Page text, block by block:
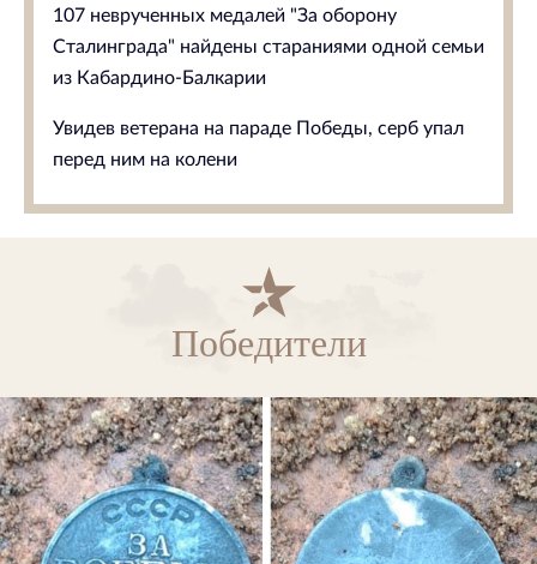
107 неврученных медалей "За оборону
Сталинграда" найдены стараниями одной семьи
из Кабардино-Балкарии
Увидев ветерана на параде Победы, серб упал
перед ним на колени
Победители